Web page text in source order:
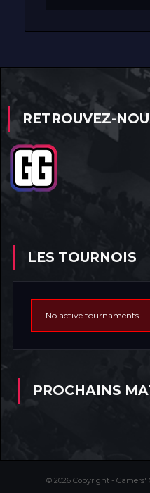
RETROUVEZ-
LES TOURNOIS
No active tournaments
PROCHAINS
© 2026 Copyright -